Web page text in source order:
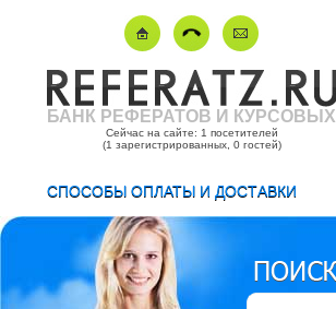
БАНК РЕФЕРАТОВ И КУРСОВЫХ
Сейчас на сайте: 1 посетителей
(1 зарегистрированных, 0 гостей)
СПОСОБЫ ОПЛАТЫ И ДОСТАВКИ